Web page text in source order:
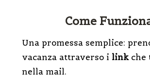
Come
Una promessa semplice:
vacanza attraverso i linkche
nella mail.